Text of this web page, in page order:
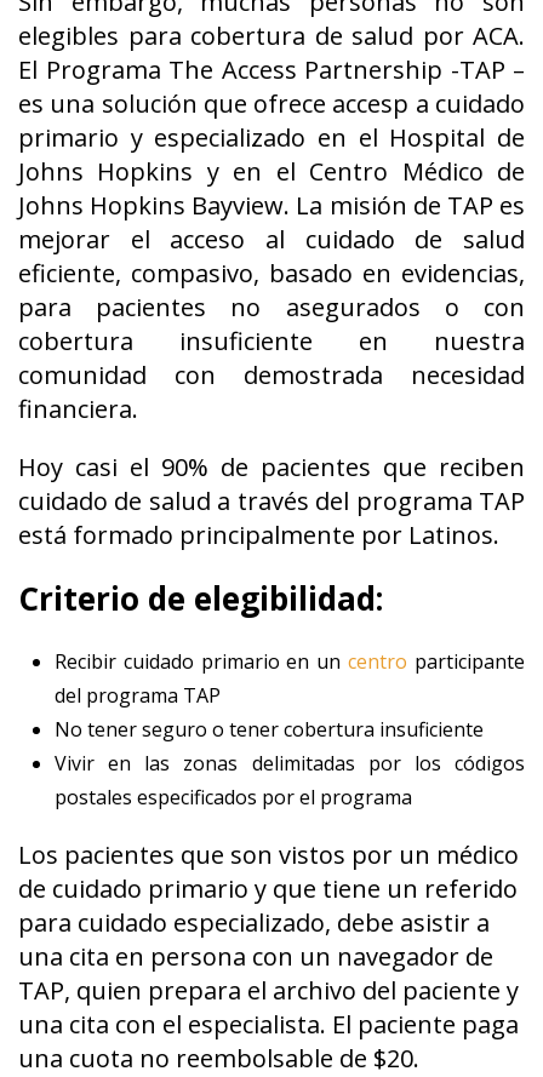
elegibles para cobertura de salud por ACA.
El Programa The Access Partnership -TAP –
es una solución que ofrece accesp a cuidado
primario y especializado en el Hospital de
Johns Hopkins y en el Centro Médico de
Johns Hopkins Bayview. La misión de TAP es
mejorar el acceso al cuidado de salud
eficiente, compasivo, basado en evidencias,
para pacientes no asegurados o con
cobertura insuficiente en nuestra
comunidad con demostrada necesidad
financiera.
Hoy casi el 90% de pacientes que reciben
cuidado de salud a través del programa TAP
está formado principalmente por Latinos.
Criterio de elegibilidad:
Recibir cuidado primario en uncentro participante
del programa TAP
No tener seguro o tener cobertura insuficiente
Vivir en las zonas delimitadas por los códigos
postales especificados por el programa
Los pacientes que son vistos por un médico
de cuidado primario y que tiene un referido
para cuidado especializado, debe asistir a
una cita en persona con un navegador de
TAP, quien prepara el archivo del paciente y
una cita con el especialista. El paciente paga
una cuota no reembolsable de $20.